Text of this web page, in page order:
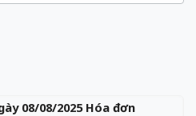
08/08/2025 Hóa đơn